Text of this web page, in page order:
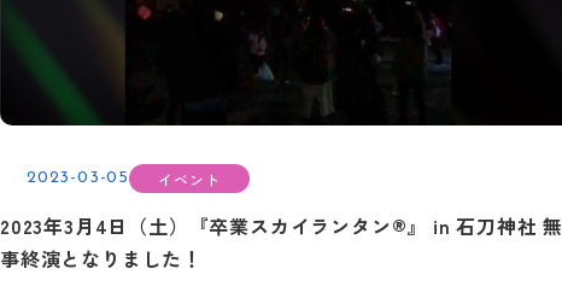
2023-03-05 イベント
2023年3月4日（土）『卒業スカイランタン®』 in 石刀神社 無
事終演となりました！